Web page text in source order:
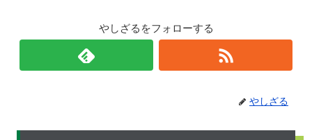
やしざるをフォローする
やしざる